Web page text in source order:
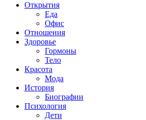
Открытия
Еда
Офис
Отношения
Здоровье
Гормоны
Тело
Красота
Мода
История
Биографии
Психология
Дети